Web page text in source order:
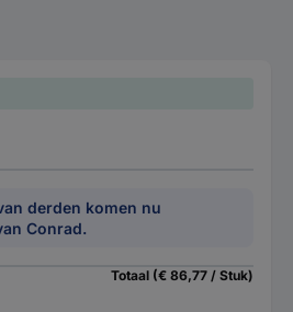
derden komen nu
Conrad.
Totaal (€ 86,77 / Stuk)